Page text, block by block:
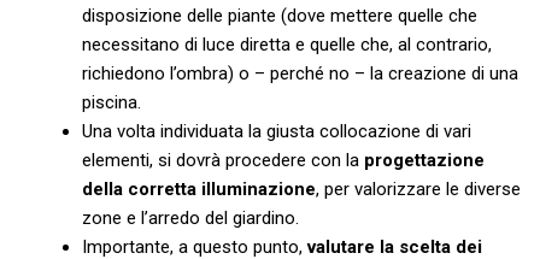
disposizione delle piante (dove mettere quelle che
necessitano di luce diretta e quelle che, al contrario,
richiedono l’ombra) o – perché no – la creazione di una
piscina.
Una volta individuata la giusta collocazione di vari
elementi, si dovrà procedere con la progettazione
della corretta illuminazione, per valorizzare le diverse
zone e l’arredo del giardino.
Importante, a questo punto,valutare la scelta dei